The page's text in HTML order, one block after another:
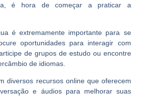
é hora de começar a praticar a
é extremamente importante para se
oportunidades para interagir com
de grupos de estudo ou encontre
de idiomas.
diversos recursos online que oferecem
e áudios para melhorar suas